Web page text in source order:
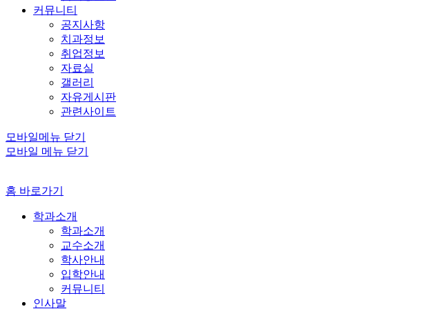
커뮤니티
공지사항
치과정보
취업정보
자료실
갤러리
자유게시판
관련사이트
모바일메뉴 닫기
모바일 메뉴 닫기
홈 바로가기
학과소개
학과소개
교수소개
학사안내
입학안내
커뮤니티
인사말